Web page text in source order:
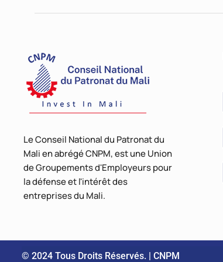
Le Conseil National du Patronat du
Mali en abrégé CNPM, est une Union
de Groupements d'Employeurs pour
la défense et l'intérêt des
entreprises du Mali.
© 2024 Tous Droits Réservés. | CNPM